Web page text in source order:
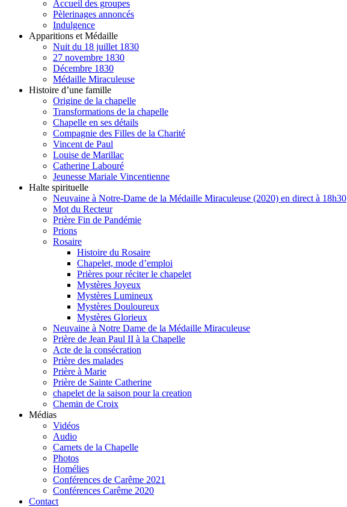
Accueil des groupes
Pèlerinages annoncés
Indulgence
Apparitions et Médaille
Nuit du 18 juillet 1830
27 novembre 1830
Décembre 1830
Médaille Miraculeuse
Histoire d’une famille
Origine de la chapelle
Transformations de la chapelle
Chapelle en ses détails
Compagnie des Filles de la Charité
Vincent de Paul
Louise de Marillac
Catherine Labouré
Jeunesse Mariale Vincentienne
Halte spirituelle
Neuvaine à Notre-Dame de la Médaille Miraculeuse (2020) en direct à 18h30
Mot du Recteur
Prière Fin de Pandémie
Prions
Rosaire
Histoire du Rosaire
Chapelet, mode d’emploi
Prières pour réciter le chapelet
Mystères Joyeux
Mystères Lumineux
Mystères Douloureux
Mystères Glorieux
Neuvaine à Notre Dame de la Médaille Miraculeuse
Prière de Jean Paul II à la Chapelle
Acte de la consécration
Prière des malades
Prière à Marie
Prière de Sainte Catherine
chapelet de la saison pour la creation
Chemin de Croix
Médias
Vidéos
Audio
Carnets de la Chapelle
Photos
Homélies
Conférences de Carême 2021
Conférences Carême 2020
Contact